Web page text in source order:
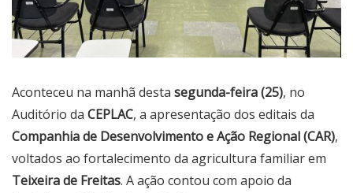
Aconteceu na manhã desta segunda-feira (25), no
Auditório da CEPLAC, a apresentação dos editais da
Companhia de Desenvolvimento e Ação Regional (CAR),
voltados ao fortalecimento da agricultura familiar em
Teixeira de Freitas. A ação contou com apoio da